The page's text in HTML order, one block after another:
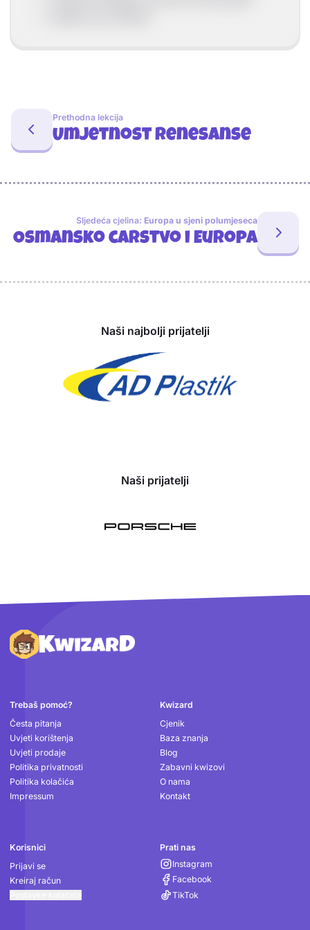
Prethodna lekcija
Umjetnost renesanse
Sljedeća cjelina: Europa u sjeni polumjeseca
Osmansko carstvo i Europa
Naši najbolji prijatelji
Naši prijatelji
Podnožje
Trebaš pomoć?
Česta pitanja
Uvjeti korištenja
Uvjeti prodaje
Politika privatnosti
Politika kolačića
Impressum
Kwizard
Cjenik
Baza znanja
Blog
Zabavni kwizovi
O nama
Kontakt
Korisnici
Prijavi se
Kreiraj račun
Prati nas
Instagram
Facebook
TikTok